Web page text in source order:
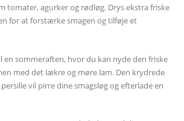
tomater, agurker og rødløg. Drys ekstra friske
for at forstærke smagen og tilføje et
en sommeraften, hvor du kan nyde den friske
med det lækre og møre lam. Den krydrede
vil pirre dine smagsløg og efterlade en